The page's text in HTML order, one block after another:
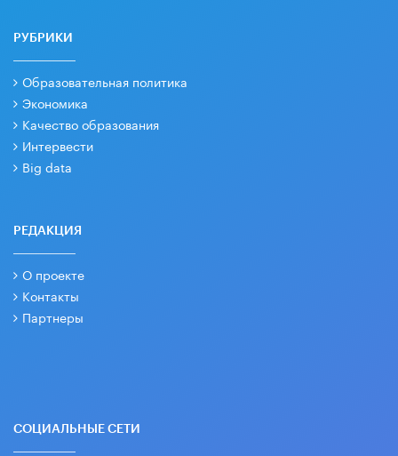
РУБРИКИ
Образовательная политика
Экономика
Качество образования
Интервести
Big data
РЕДАКЦИЯ
О проекте
Контакты
Партнеры
СОЦИАЛЬНЫЕ СЕТИ